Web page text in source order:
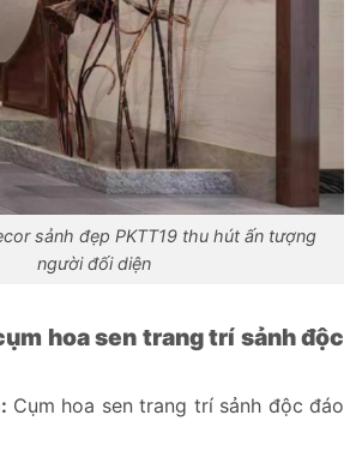
sảnh đẹp PKTT19 thu hút ấn tượng
người đối diện
hoa sen trang trí sảnh độc
Cụm hoa sen trang trí sảnh độc đáo